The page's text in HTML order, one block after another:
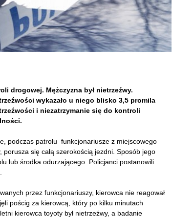
drogowej. Mężczyzna był nietrzeźwy.
wykazało u niego blisko 3,5 promila
i niezatrzymanie się do kontroli
podczas patrolu funkcjonariusze z miejscowego
się całą szerokością jezdni. Sposób jego
lub środka odurzającego. Policjanci postanowili
przez funkcjonariuszy, kierowca nie reagował
pościg za kierowcą, który po kilku minutach
kierowca toyoty był nietrzeźwy, a badanie